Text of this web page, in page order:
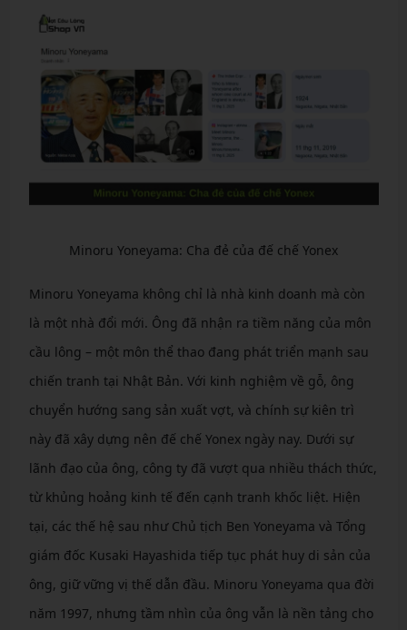
Minoru Yoneyama: Cha đẻ của đế chế Yonex
Minoru Yoneyama không chỉ là nhà kinh doanh mà còn
là một nhà đổi mới. Ông đã nhận ra tiềm năng của môn
cầu lông – một môn thể thao đang phát triển mạnh sau
chiến tranh tại Nhật Bản. Với kinh nghiệm về gỗ, ông
chuyển hướng sang sản xuất vợt, và chính sự kiên trì
này đã xây dựng nên đế chế Yonex ngày nay. Dưới sự
lãnh đạo của ông, công ty đã vượt qua nhiều thách thức,
từ khủng hoảng kinh tế đến cạnh tranh khốc liệt. Hiện
tại, các thế hệ sau như Chủ tịch Ben Yoneyama và Tổng
giám đốc Kusaki Hayashida tiếp tục phát huy di sản của
ông, giữ vững vị thế dẫn đầu. Minoru Yoneyama qua đời
năm 1997, nhưng tầm nhìn của ông vẫn là nền tảng cho